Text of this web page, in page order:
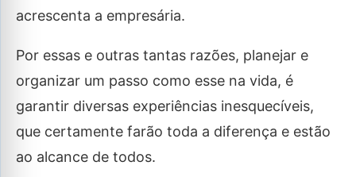
acrescenta a empresária.
Por essas e outras tantas razões, planejar e
organizar um passo como esse na vida, é
garantir diversas experiências inesquecíveis,
que certamente farão toda a diferença e estão
ao alcance de todos.